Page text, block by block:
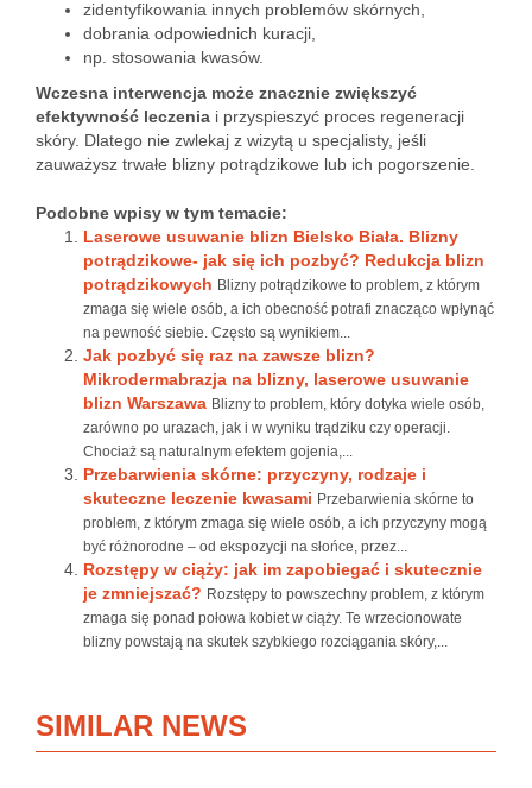
zidentyfikowania innych problemów skórnych,
dobrania odpowiednich kuracji,
np. stosowania kwasów.
Wczesna interwencja może znacznie zwiększyć
efektywność leczenia i przyspieszyć proces regeneracji
skóry. Dlatego nie zwlekaj z wizytą u specjalisty, jeśli
zauważysz trwałe blizny potrądzikowe lub ich pogorszenie.
Podobne wpisy w tym temacie:
Laserowe usuwanie blizn Bielsko Biała. Blizny
potrądzikowe- jak się ich pozbyć? Redukcja blizn
potrądzikowych Blizny potrądzikowe to problem, z którym
zmaga się wiele osób, a ich obecność potrafi znacząco wpłynąć
na pewność siebie. Często są wynikiem...
Jak pozbyć się raz na zawsze blizn?
Mikrodermabrazja na blizny, laserowe usuwanie
blizn Warszawa Blizny to problem, który dotyka wiele osób,
zarówno po urazach, jak i w wyniku trądziku czy operacji.
Chociaż są naturalnym efektem gojenia,...
Przebarwienia skórne: przyczyny, rodzaje i
skuteczne leczenie kwasami Przebarwienia skórne to
problem, z którym zmaga się wiele osób, a ich przyczyny mogą
być różnorodne – od ekspozycji na słońce, przez...
Rozstępy w ciąży: jak im zapobiegać i skutecznie
je zmniejszać? Rozstępy to powszechny problem, z którym
zmaga się ponad połowa kobiet w ciąży. Te wrzecionowate
blizny powstają na skutek szybkiego rozciągania skóry,...
SIMILAR NEWS